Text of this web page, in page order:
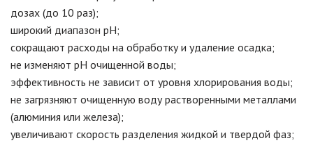
дозах (до 10 раз);
широкий диапазон рН;
сокращают расходы на обработку и удаление осадка;
не изменяют рН очищенной воды;
эффективность не зависит от уровня хлорирования воды;
не загрязняют очищенную воду растворенными металлами
(алюминия или железа);
увеличивают скорость разделения жидкой и твердой фаз;